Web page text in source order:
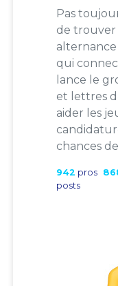
Pas
de trouver
alternance
qui
lance le
et lettres
aider les
chances
942 pros
posts